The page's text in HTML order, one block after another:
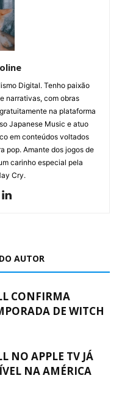
Digital. Tenho paixão
narrativas, com obras
na plataforma
Japanese Music e atuo
em conteúdos voltados
pop. Amante dos jogos de
carinho especial pela
Cry.
AUTOR
CONFIRMA
DE WITCH
NO APPLE TV JÁ
NA AMÉRICA